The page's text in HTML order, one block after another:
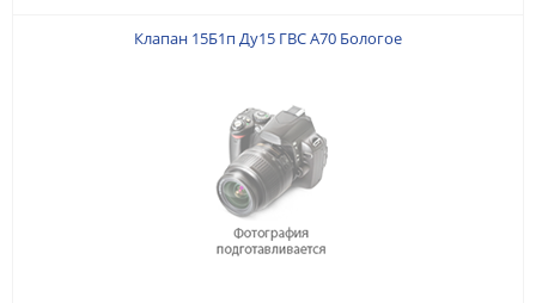
Клапан 15Б1п Ду15 ГВС А70 Бологое